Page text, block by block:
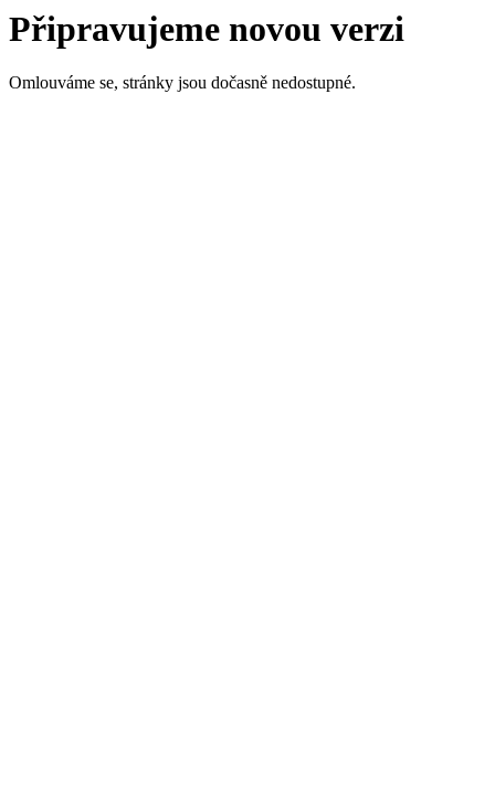
Připravujeme novou verzi
Omlouváme se, stránky jsou dočasně nedostupné.